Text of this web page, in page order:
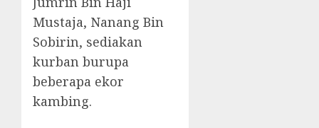
Mustaja, Nanang Bin
Sobirin, sediakan
kurban burupa
beberapa ekor
kambing.